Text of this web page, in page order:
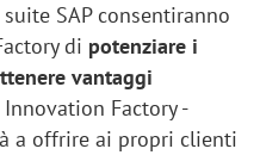
SAP consentiranno
di potenziare i
vantaggi
Innovation Factory -
a offrire ai propri clienti